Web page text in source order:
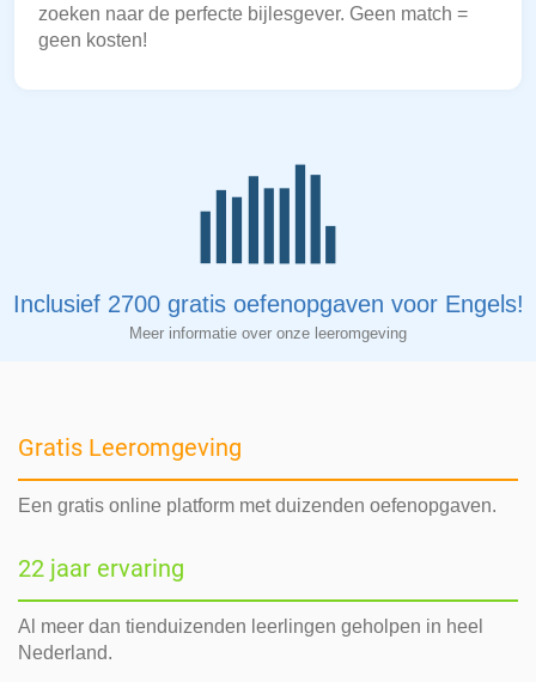
zoeken naar de perfecte bijlesgever. Geen match =
geen kosten!
Inclusief 2700 gratis oefenopgaven voor Engels!
Meer informatie over onze leeromgeving
Gratis Leeromgeving
Een gratis online platform met duizenden oefenopgaven.
22 jaar ervaring
Al meer dan tienduizenden leerlingen geholpen in heel
Nederland.